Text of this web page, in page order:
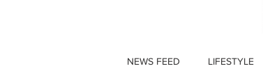
NEWS FEED LIFESTYLE